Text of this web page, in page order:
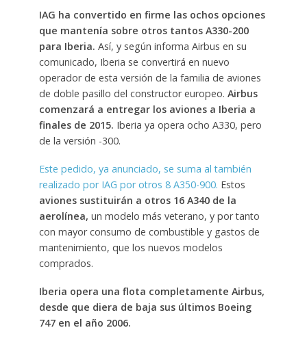
IAG ha convertido en firme las ochos opciones
que mantenía sobre otros tantos A330-200
para Iberia. Así, y según informa Airbus en su
comunicado, Iberia se convertirá en nuevo
operador de esta versión de la familia de aviones
de doble pasillo del constructor europeo. Airbus
comenzará a entregar los aviones a Iberia a
finales de 2015. Iberia ya opera ocho A330, pero
de la versión -300.
Este pedido, ya anunciado, se suma al también
realizado por IAG por otros 8 A350-900. Estos
aviones sustituirán a otros 16 A340 de la
aerolínea, un modelo más veterano, y por tanto
con mayor consumo de combustible y gastos de
mantenimiento, que los nuevos modelos
comprados.
Iberia opera una flota completamente Airbus,
desde que diera de baja sus últimos Boeing
747 en el año 2006.